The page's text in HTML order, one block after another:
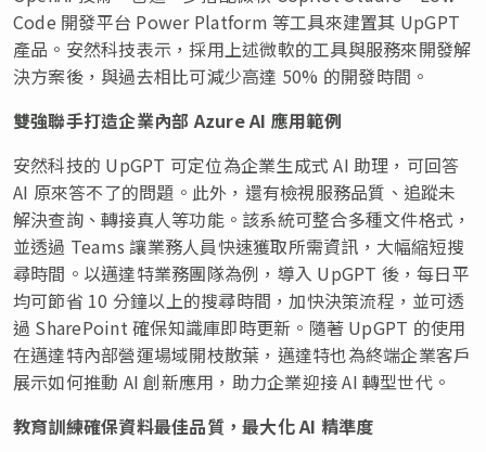
Code 開發平台 Power Platform 等工具來建置其 UpGPT
產品。安然科技表示，採用上述微軟的工具與服務來開發解
決方案後，與過去相比可減少高達 50% 的開發時間。
雙強聯手打造企業內部Azure AI 應用範例
安然科技的 UpGPT 可定位為企業生成式 AI 助理，可回答
AI 原來答不了的問題。此外，還有檢視服務品質、追蹤未
解決查詢、轉接真人等功能。該系統可整合多種文件格式，
並透過 Teams 讓業務人員快速獲取所需資訊，大幅縮短搜
尋時間。以邁達特業務團隊為例，導入 UpGPT 後，每日平
均可節省 10 分鐘以上的搜尋時間，加快決策流程，並可透
過 SharePoint 確保知識庫即時更新。隨著 UpGPT 的使用
在邁達特內部營運場域開枝散葉，邁達特也為終端企業客戶
展示如何推動 AI 創新應用，助力企業迎接 AI 轉型世代。
教育訓練確保資料最佳品質，最大化AI 精準度